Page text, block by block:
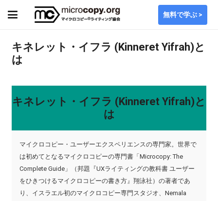
無料で学ぶ >
キネレット・イフラ (Kinneret Yifrah)と
は
キネレット・イフラ (Kinneret Yifrah)と
は
マイクロコピー・ユーザーエクスペリエンスの専門家。世界で
は初めてとなるマイクロコピーの専門書「Microcopy: The
Complete Guide」（邦題『UXライティングの教科書 ユーザー
をひきつけるマイクロコピーの書き方』翔泳社）の著者であ
り、イスラエル初のマイクロコピー専門スタジオ、Nemala